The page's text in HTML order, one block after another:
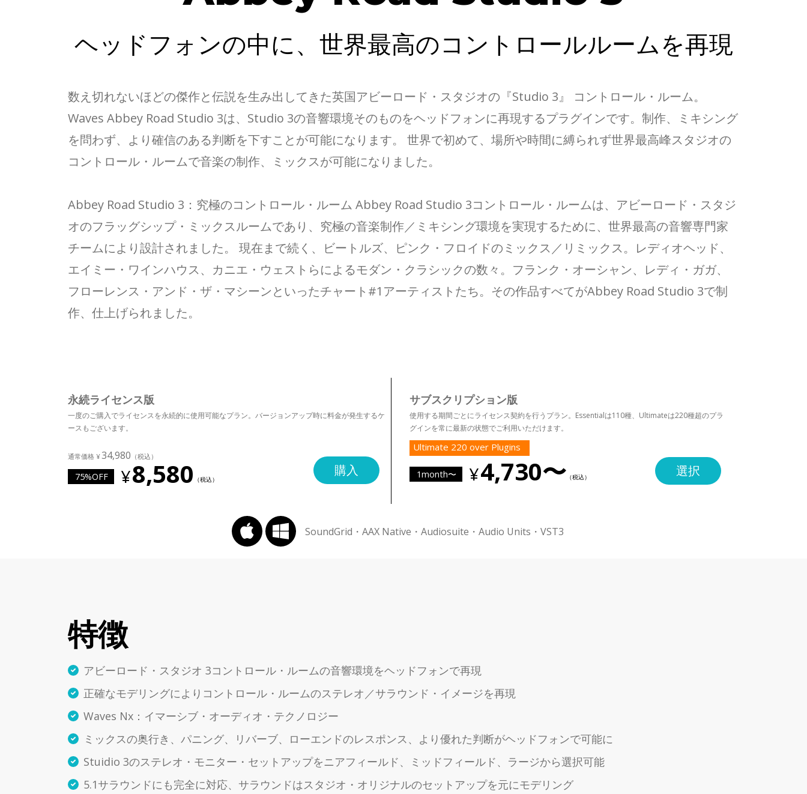
ヘッドフォンの中に、世界最高のコントロールルームを再現
数え切れないほどの傑作と伝説を生み出してきた英国アビーロード・スタジオの『Studio 3』 コントロール・ルーム。
Waves Abbey Road Studio 3は、Studio 3の音響環境そのものをヘッドフォンに再現するプラグインです。制作、ミキシング
を問わず、より確信のある判断を下すことが可能になります。 世界で初めて、場所や時間に縛られず世界最高峰スタジオの
コントロール・ルームで音楽の制作、ミックスが可能になりました。
Abbey Road Studio 3：究極のコントロール・ルーム Abbey Road Studio 3コントロール・ルームは、アビーロード・スタジ
オのフラッグシップ・ミックスルームであり、究極の音楽制作／ミキシング環境を実現するために、世界最高の音響専門家
チームにより設計されました。 現在まで続く、ビートルズ、ピンク・フロイドのミックス／リミックス。レディオヘッド、
エイミー・ワインハウス、カニエ・ウェストらによるモダン・クラシックの数々。フランク・オーシャン、レディ・ガガ、
フローレンス・アンド・ザ・マシーンといったチャート#1アーティストたち。その作品すべてがAbbey Road Studio 3で制
作、仕上げられました。
永続ライセンス版
一度のご購入でライセンスを永続的に使用可能なプラン。バージョンアップ時に料金が発生するケ
ースもございます。
34,980
75%OFF 8,580 購入
サブスクリプション版
使用する期間ごとにライセンス契約を行うプラン。Essentialは110種、Ultimateは220種超のプラ
グインを常に最新の状態でご利用いただけます。
Ultimate 220 over Plugins
1month〜 4,730〜 選択
SoundGrid・AAX Native・Audiosuite・Audio Units・VST3
特徴
アビーロード・スタジオ 3コントロール・ルームの音響環境をヘッドフォンで再現
正確なモデリングによりコントロール・ルームのステレオ／サラウンド・イメージを再現
Waves Nx：イマーシブ・オーディオ・テクノロジー
ミックスの奥行き、パニング、リバーブ、ローエンドのレスポンス、より優れた判断がヘッドフォンで可能に
Stuidio 3のステレオ・モニター・セットアップをニアフィールド、ミッドフィールド、ラージから選択可能
5.1サラウンドにも完全に対応、サラウンドはスタジオ・オリジナルのセットアップを元にモデリング